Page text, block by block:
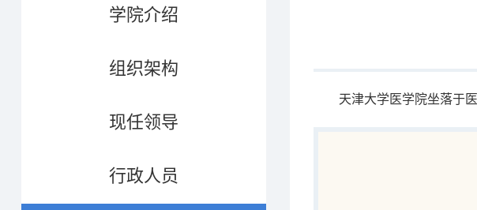
天津大学医学院坐落于医
学院介绍
组织架构
现任领导
行政人员